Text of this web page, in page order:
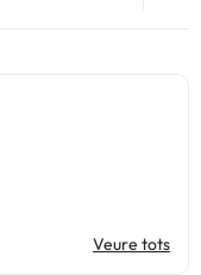
Veure tots